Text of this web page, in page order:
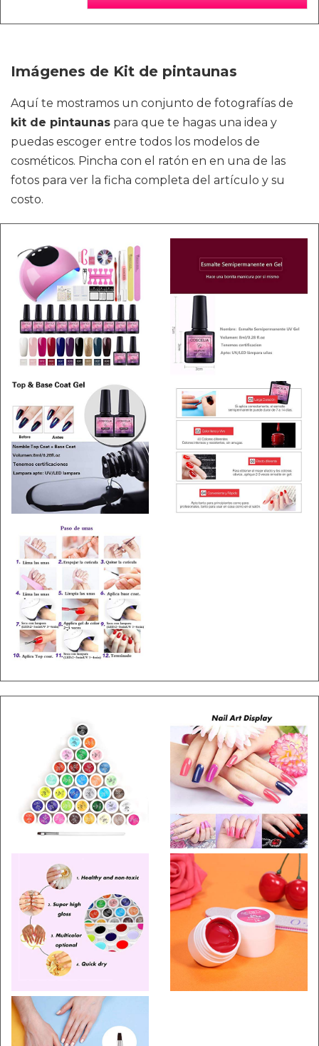
Imágenes de Kit de pintaunas
Aquí te mostramos un conjunto de fotografías de
kit de pintaunas para que te hagas una idea y
puedas escoger entre todos los modelos de
cosméticos. Pincha con el ratón en en una de las
fotos para ver la ficha completa del artículo y su
costo.